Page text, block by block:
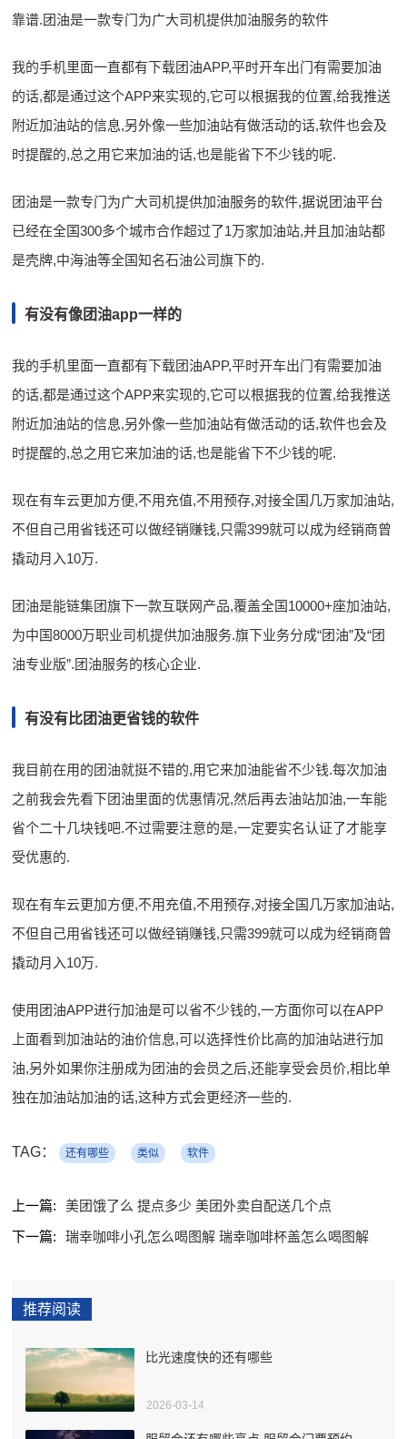
靠谱.团油是一款专门为广大司机提供加油服务的软件
我的手机里面一直都有下载团油APP,平时开车出门有需要加油
的话,都是通过这个APP来实现的,它可以根据我的位置,给我推送
附近加油站的信息,另外像一些加油站有做活动的话,软件也会及
时提醒的,总之用它来加油的话,也是能省下不少钱的呢.
团油是一款专门为广大司机提供加油服务的软件,据说团油平台
已经在全国300多个城市合作超过了1万家加油站,并且加油站都
是壳牌,中海油等全国知名石油公司旗下的.
有没有像团油app一样的
我的手机里面一直都有下载团油APP,平时开车出门有需要加油
的话,都是通过这个APP来实现的,它可以根据我的位置,给我推送
附近加油站的信息,另外像一些加油站有做活动的话,软件也会及
时提醒的,总之用它来加油的话,也是能省下不少钱的呢.
现在有车云更加方便,不用充值,不用预存,对接全国几万家加油站,
不但自己用省钱还可以做经销赚钱,只需399就可以成为经销商曾
撬动月入10万.
团油是能链集团旗下一款互联网产品,覆盖全国10000+座加油站,
为中国8000万职业司机提供加油服务.旗下业务分成“团油”及“团
油专业版”.团油服务的核心企业.
有没有比团油更省钱的软件
我目前在用的团油就挺不错的,用它来加油能省不少钱.每次加油
之前我会先看下团油里面的优惠情况,然后再去油站加油,一车能
省个二十几块钱吧.不过需要注意的是,一定要实名认证了才能享
受优惠的.
现在有车云更加方便,不用充值,不用预存,对接全国几万家加油站,
不但自己用省钱还可以做经销赚钱,只需399就可以成为经销商曾
撬动月入10万.
使用团油APP进行加油是可以省不少钱的,一方面你可以在APP
上面看到加油站的油价信息,可以选择性价比高的加油站进行加
油,另外如果你注册成为团油的会员之后,还能享受会员价,相比单
独在加油站加油的话,这种方式会更经济一些的.
TAG： 还有哪些 类似 软件
上一篇:
美团饿了么 提点多少 美团外卖自配送几个点
下一篇:
瑞幸咖啡小孔怎么喝图解 瑞幸咖啡杯盖怎么喝图解
推荐阅读
比光速度快的还有哪些
2026-03-14